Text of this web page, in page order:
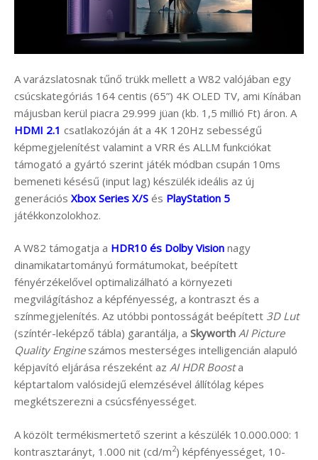
A varázslatosnak tűnő trükk mellett a W82 valójában egy
csúcskategóriás 164 centis (65”) 4K OLED TV, ami Kínában
májusban kerül piacra 29.999 jüan (kb. 1,5 millió Ft) áron. A
HDMI 2.1 csatlakozóján át a 4K 120Hz sebességű
képmegjelenítést valamint a VRR és ALLM funkciókat
támogató a gyártó szerint játék módban csupán 10ms
bemeneti késésű (input lag) készülék ideális az új
generációs Xbox Series X/S és PlayStation 5
játékkonzolokhoz.
A W82 támogatja a HDR10 és Dolby Vision nagy
dinamikatartományú formátumokat, beépített
fényérzékelővel optimalizálható a környezeti
megvilágításhoz a képfényesség, a kontraszt és a
színmegjelenítés. Az utóbbi pontosságát beépített 3D Lut
(színtér-leképző tábla) garantálja, a Skyworth AI Picture
Quality Engineszámos mesterséges intelligencián alapuló
képjavító eljárása részeként az AI HDR Boosta
képtartalom valósidejű elemzésével állítólag képes
megkétszerezni a csúcsfényességet.
A közölt termékismertető szerint a készülék 10.000.000: 1
kontrasztarányt, 1.000 nit (cd/m2) képfényességet, 10-